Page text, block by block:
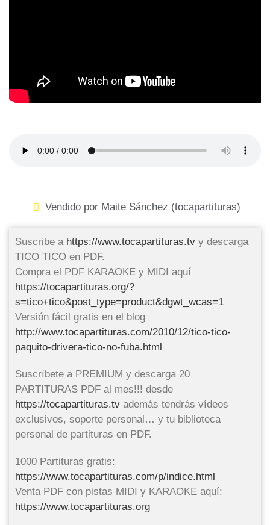
Vendido por Maite Sánchez (tocapartituras)
Suscribe a https://www.tocapartituras.tv y descarga
TICO TICO en PDF.
Compra el PDF KARAOKE y MIDI aquí
https://tocapartituras.org/?
s=tico+tico&post_type=product&dgwt_wcas=1
Versión fácil gratis en el blog
http://www.tocapartituras.com/2010/12/tico-tico-
paquito-drivera-tico-no-fuba.html
Suscríbete a PREMIUM y descarga 20
PARTITURAS PDF al mes!!! desde
https://tocapartituras.tv además tendrás vídeos
exclusivos, soporte personal… y tu biblioteca
personal de partituras en PDF.
1000 Partituras gratis:
https://www.tocapartituras.com/p/indice.html
Venta PDF con pistas MIDI y KARAOKE aquí:
https://www.tocapartituras.org